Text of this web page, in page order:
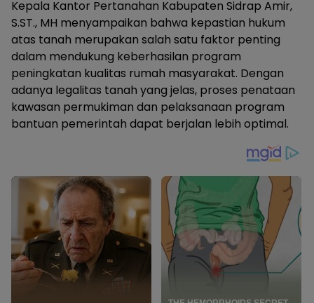
Kepala Kantor Pertanahan Kabupaten Sidrap Amir,
S.ST., MH menyampaikan bahwa kepastian hukum
atas tanah merupakan salah satu faktor penting
dalam mendukung keberhasilan program
peningkatan kualitas rumah masyarakat. Dengan
adanya legalitas tanah yang jelas, proses penataan
kawasan permukiman dan pelaksanaan program
bantuan pemerintah dapat berjalan lebih optimal.